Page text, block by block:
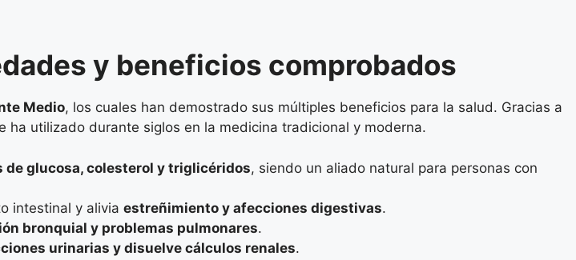
y beneficios comprobados
Medio, los cuales han demostrado sus múltiples beneficios para la salud. Gracias a
ha utilizado durante siglos en la medicina tradicional y moderna.
de glucosa, colesterol y triglicéridos, siendo un aliado natural para personas con
intestinal y alivia estreñimiento y afecciones digestivas.
bronquial y problemas pulmonares.
urinarias y disuelve cálculos renales.